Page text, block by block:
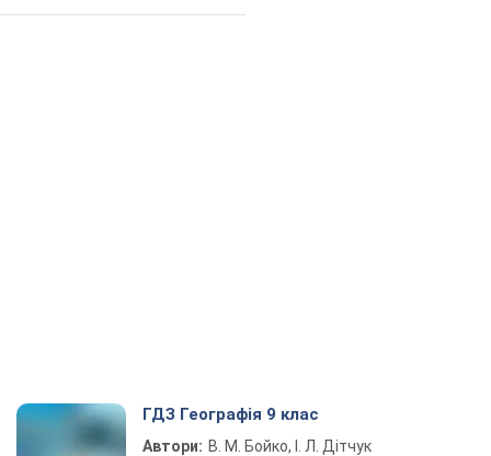
ГДЗ Географія 9 клас
Автори: В. М. Бойко, І. Л. Дітчук